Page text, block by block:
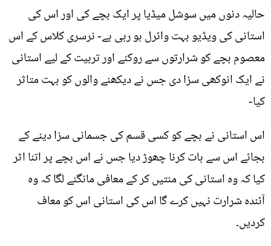
حالیہ دنوں میں سوشل میڈیا پر ایک بچے کی اور اس کی
استانی کی ویڈيو بہت وائرل ہو رہی ہے- نرسری کلاس کے اس
معصوم بچے کو شرارتوں سے روکنے اور تربیت کے لیے استانی
نے ایک انوکھی سزا دی جس نے دیکھنے والوں کو بہت متاثر
کیا-
اس استانی نے بچے کو کسی قسم کی جسمانی سزا دینے کے
بجائے اس سے بات کرنا چھوڑ دیا جس نے اس بچے پر اتنا اثر
کیا کہ وہ استانی کی منتیں کر کے معافی مانگنے لگا کہ وہ
آئندہ شرارت نہیں کرے گا اس کی استانی اس کو معاف
کردیں۔